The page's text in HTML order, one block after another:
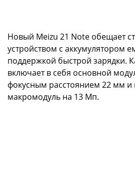
Новый Meizu 21 Note обещает
устройством с аккумулятором
поддержкой быстрой зарядки.
включает в себя основной
фокусным расстоянием 22 мм
макромодуль на 13 Мп.